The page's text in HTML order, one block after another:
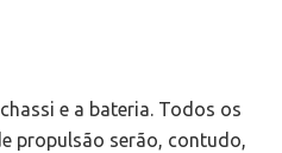
e a bateria. Todos os
propulsão serão, contudo,